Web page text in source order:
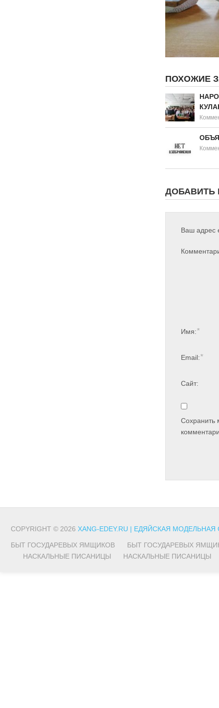
ПОХОЖИЕ
ДОБАВИТЬ
Ваш адрес
Имя:*
Email:*
Сайт:
Сохранить
COPYRIGHT © 2026 XANG-EDEY.RU | ЕДЯЙСКАЯ
БЫТ ГОСУДАРЕВЫХ ЯМЩИКОВ
БЫТ ГОСУДАРЕВЫХ
НАСКАЛЬНЫЕ ПИСАНИЦЫ
НАСКАЛЬНЫЕ ПИСАНИЦЫ